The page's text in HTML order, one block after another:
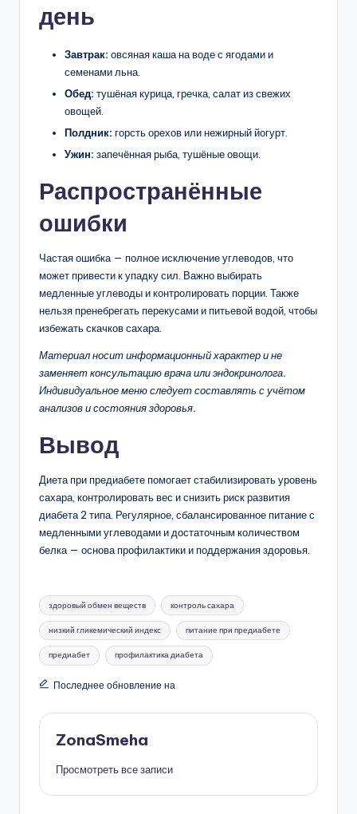
день
Завтрак: овсяная каша на воде с ягодами и
семенами льна.
Обед: тушёная курица, гречка, салат из свежих
овощей.
Полдник: горсть орехов или нежирный йогурт.
Ужин: запечённая рыба, тушёные овощи.
Распространённые
ошибки
Частая ошибка — полное исключение углеводов, что
может привести к упадку сил. Важно выбирать
медленные углеводы и контролировать порции. Также
нельзя пренебрегать перекусами и питьевой водой, чтобы
избежать скачков сахара.
Материал носит информационный характер и не
заменяет консультацию врача или эндокринолога.
Индивидуальное меню следует составлять с учётом
анализов и состояния здоровья.
Вывод
Диета при предиабете помогает стабилизировать уровень
сахара, контролировать вес и снизить риск развития
диабета 2 типа. Регулярное, сбалансированное питание с
медленными углеводами и достаточным количеством
белка — основа профилактики и поддержания здоровья.
Метки:
здоровый обмен веществ контроль сахара
низкий гликемический индекс питание при предиабете
предиабет профилактика диабета
Последнее обновление на
ZonaSmeha
Просмотреть все записи